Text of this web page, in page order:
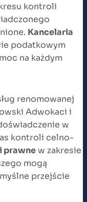
kontroli
Kancelaria
podatkowym
na każdym
renomowanej
Adwokaci i
w
kontroli celno-
prawnew zakresie
mogą
przejście